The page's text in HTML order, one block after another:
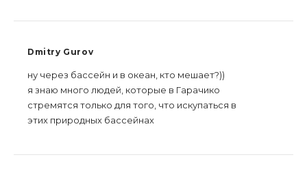
Dmitry Gurov
ну через бассейн и в океан, кто мешает?))
я знаю много людей, которые в Гарачико
стремятся только для того, что искупаться в
этих природных бассейнах